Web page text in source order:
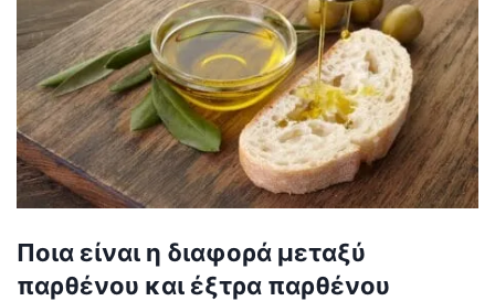
Ποια είναι η διαφορά μεταξύ
παρθένου και έξτρα παρθένου